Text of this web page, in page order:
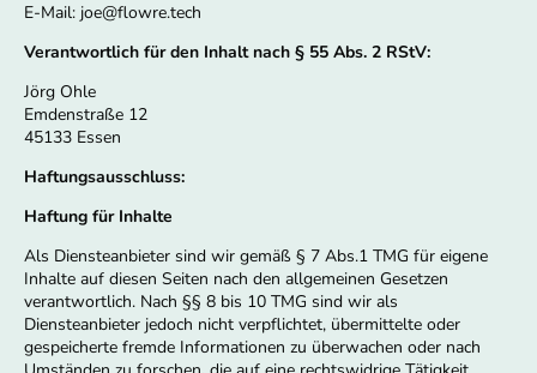
E-Mail: joe@flowre.tech
Verantwortlich für den Inhalt nach § 55 Abs. 2 RStV:
Jörg Ohle
Emdenstraße 12
45133 Essen
Haftungsausschluss:
Haftung für Inhalte
Als Diensteanbieter sind wir gemäß § 7 Abs.1 TMG für eigene
Inhalte auf diesen Seiten nach den allgemeinen Gesetzen
verantwortlich. Nach §§ 8 bis 10 TMG sind wir als
Diensteanbieter jedoch nicht verpflichtet, übermittelte oder
gespeicherte fremde Informationen zu überwachen oder nach